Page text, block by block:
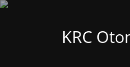
KRC